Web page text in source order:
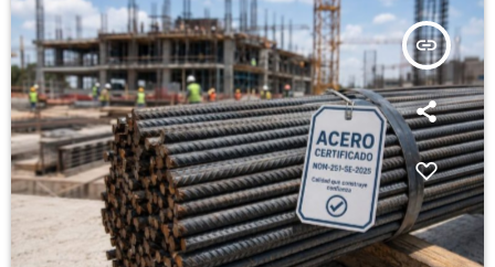
insert_link